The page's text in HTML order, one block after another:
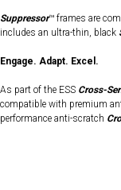
Suppressor™ frames are
includes an ultra-thin, black
Engage. Adapt. Excel.
As part of the ESS Cross-
compatible with premium
performance anti-scratch